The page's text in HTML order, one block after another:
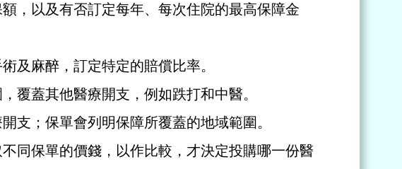
，以及有否訂定每年、每次住院的最高保障金
及麻醉，訂定特定的賠償比率。
覆蓋其他醫療開支，例如跌打和中醫。
支；保單會列明保障所覆蓋的地域範圍。
同保單的價錢，以作比較，才決定投購哪一份醫